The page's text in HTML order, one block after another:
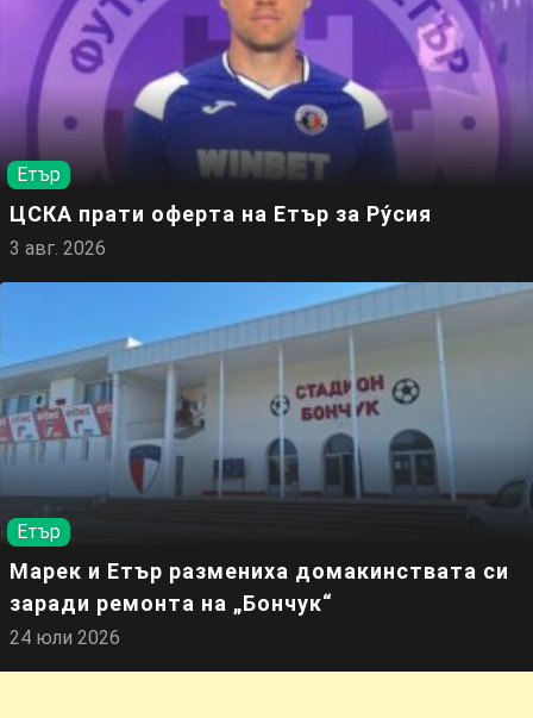
Етър
ЦСКА прати оферта на Етър за Ру́сия
3 авг. 2026
Етър
Марек и Етър размениха домакинствата си
заради ремонта на „Бончук“
24 юли 2026